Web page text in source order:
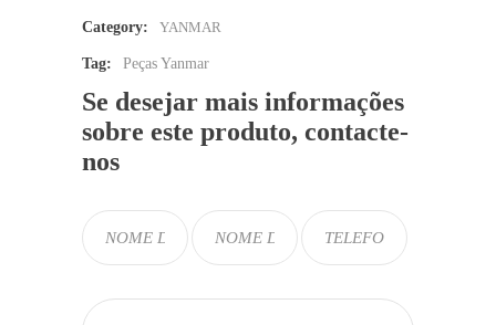
Category: YANMAR
Tag: Peças Yanmar
Se desejar mais informações
sobre este produto, contacte-
nos